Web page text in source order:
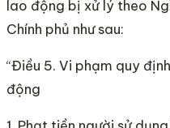
lao động bị xử lý theo
Chính phủ như sau:
“Điều 5. Vi phạm quy
động